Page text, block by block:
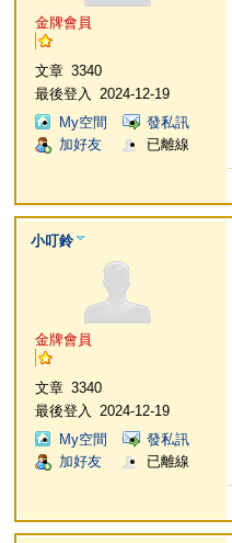
金牌會員
文章 3340
最後登入
2024-12-19
My空間
發私訊
加好友
已離線
小叮鈴
金牌會員
文章 3340
最後登入
2024-12-19
My空間
發私訊
加好友
已離線